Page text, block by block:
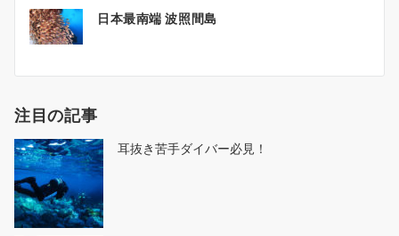
ビ
ー
シ
ョ
ン
日本最南端 波照間島
注目の記事
耳抜き苦手ダイバー必見！